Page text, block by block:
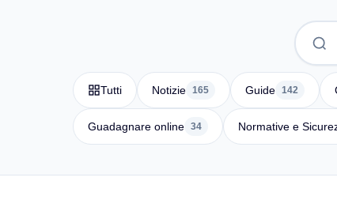
Tutti Notizie 165 Guide 142
Guadagnare online 34 Normative e